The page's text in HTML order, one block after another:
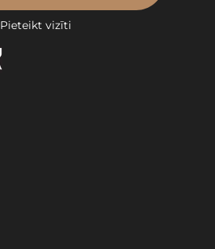
Pieteikt vizīti